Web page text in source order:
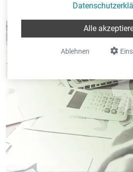
Ablehnen
Alle
: Optimierung der
Zuführungen für nicht komplette